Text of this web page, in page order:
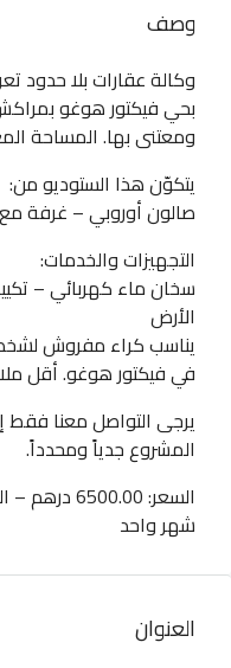
وصف
وكالة عقارات بلا حدود
بحي فيكتور هوغو
ومعتنى بها. المساحة
يتكوّن هذا الستوديو من:
صالون أوروبي – غرفة
التجهيزات والخدمات:
سخان ماء كهربائي –
الأرض
في فيكتور هوغو. أقل
يرجى التواصل معنا فقط
المشروع جدياً ومحدداً.
شهر واحد
العنوان